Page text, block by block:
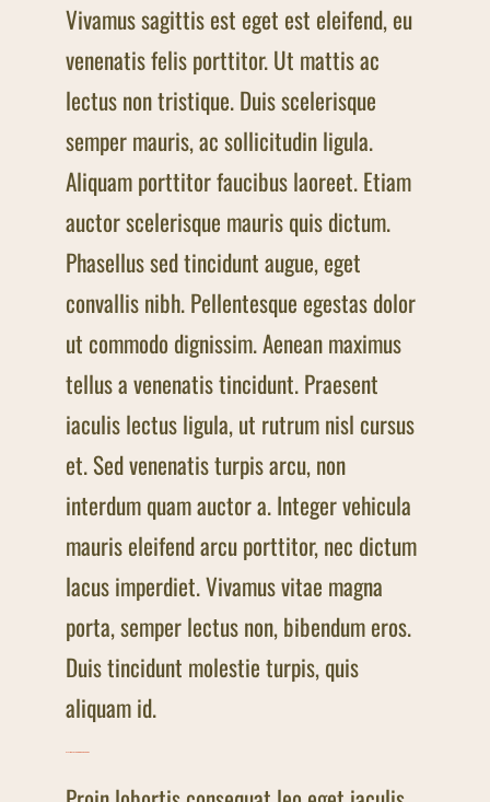
Vivamus sagittis est eget est eleifend, eu
venenatis felis porttitor. Ut mattis ac
lectus non tristique. Duis scelerisque
semper mauris, ac sollicitudin ligula.
Aliquam porttitor faucibus laoreet. Etiam
auctor scelerisque mauris quis dictum.
Phasellus sed tincidunt augue, eget
convallis nibh. Pellentesque egestas dolor
ut commodo dignissim. Aenean maximus
tellus a venenatis tincidunt. Praesent
iaculis lectus ligula, ut rutrum nisl cursus
et. Sed venenatis turpis arcu, non
interdum quam auctor a. Integer vehicula
mauris eleifend arcu porttitor, nec dictum
lacus imperdiet. Vivamus vitae magna
porta, semper lectus non, bibendum eros.
Duis tincidunt molestie turpis, quis
aliquam id.
Playing til your fingers hurt